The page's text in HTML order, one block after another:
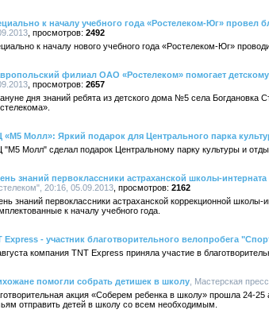
к началу учебного года «Ростелеком-Юг» провел
2492
к началу нового учебного года «Ростелеком-Юг»
филиал ОАО «Ростелеком» помогает
2657
дня знаний ребята из детского дома №5 села Богдановка
«М5 Молл»: Яркий подарок для Центрального парка
"М5 Молл" сделал подарок Центральному парку культуры и
знаний первоклассники астраханской школы-
20:16, 05.09.2013
2162
знаний первоклассники астраханской коррекционной
к началу учебного года.
Express - участник благотворительного велопробега
компания TNT Express приняла участие в
помогли собрать детишек в школу , Мастерская
акция «Соберем ребенка в школу» прошла 24-
отправить детей в школу со всем необходимым.